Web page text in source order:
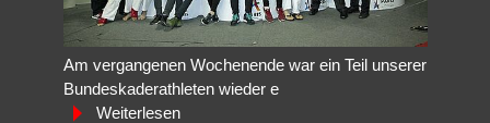
Am vergangenen Wochenende war ein Teil unserer
Bundeskaderathleten wieder e
Weiterlesen